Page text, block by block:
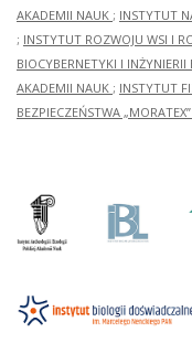
AKADEMII NAUK ; INSTYTUT
; INSTYTUT ROZWOJU WSI I
BIOCYBERNETYKI I
AKADEMII NAUK ; INSTYTUT
BEZPIECZEŃSTWA „MORATEX”